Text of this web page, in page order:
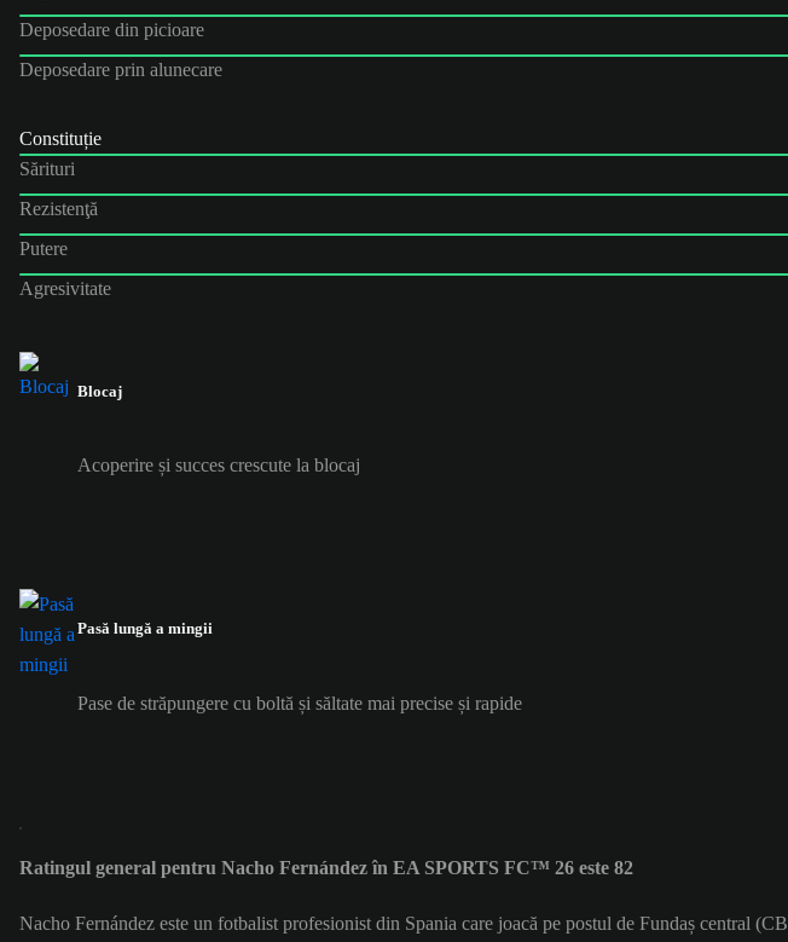
Deposedare din picioare
Deposedare prin alunecare
Constituție
Sărituri
Rezistenţă
Putere
Agresivitate
Blocaj
Acoperire și succes crescute la blocaj
Pasă lungă a mingii
Pase de străpungere cu boltă și săltate mai precise și rapide
Ratingul general pentru Nacho Fernández în EA SPORTS FC™ 26 este 82
Nacho Fernández este un fotbalist profesionist din Spania care joacă pe postul de Fundaș central